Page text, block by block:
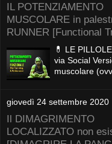
IL POTENZIAMENTO
MUSCOLARE in
RUNNER [Functional
💊 LE
via Social
muscolare
giovedì 24 settembre 2020
Il DIMAGRIMENTO
LOCALIZZATO non